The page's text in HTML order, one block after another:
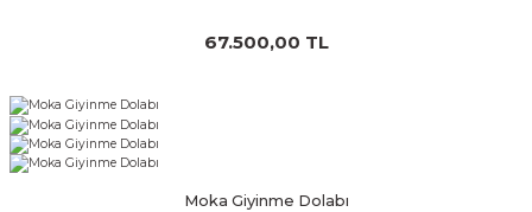
67.500,00 TL
Moka Giyinme Dolabı